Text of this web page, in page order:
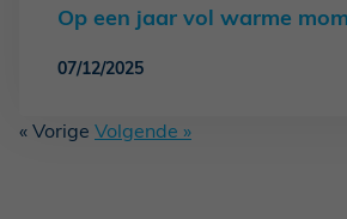
Op een jaar vol warme
07/12/2025
« Vorige Volgende »